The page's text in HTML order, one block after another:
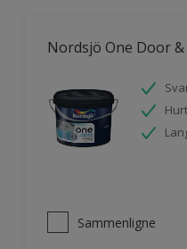
Nordsjö One Door
Sammenligne